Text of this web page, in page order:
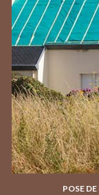
POSE